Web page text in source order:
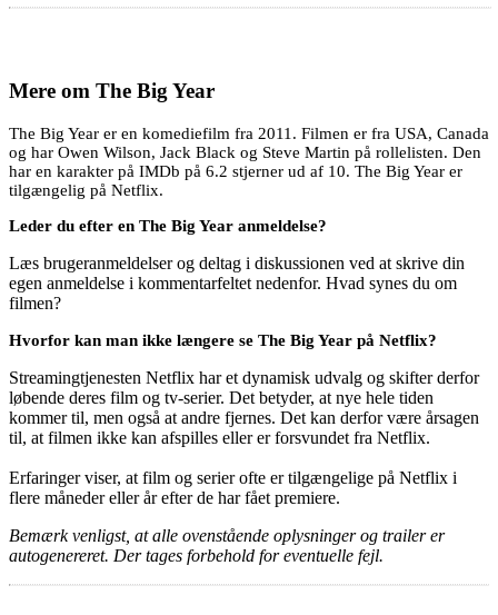
Mere om The Big Year
The Big Year er en komediefilm fra 2011. Filmen er fra USA, Canada
og har Owen Wilson, Jack Black og Steve Martin på rollelisten. Den
har en karakter på IMDb på 6.2 stjerner ud af 10. The Big Year er
tilgængelig på Netflix.
Leder du efter en The Big Year anmeldelse?
Læs brugeranmeldelser og deltag i diskussionen ved at skrive din
egen anmeldelse i kommentarfeltet nedenfor. Hvad synes du om
filmen?
Hvorfor kan man ikke længere se The Big Year på Netflix?
Streamingtjenesten Netflix har et dynamisk udvalg og skifter derfor
løbende deres film og tv-serier. Det betyder, at nye hele tiden
kommer til, men også at andre fjernes. Det kan derfor være årsagen
til, at filmen ikke kan afspilles eller er forsvundet fra Netflix.
Erfaringer viser, at film og serier ofte er tilgængelige på Netflix i
flere måneder eller år efter de har fået premiere.
Bemærk venligst, at alle ovenstående oplysninger og trailer er
autogenereret. Der tages forbehold for eventuelle fejl.